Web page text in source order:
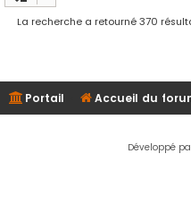
La recherche a retourné 370
Portail Accueil du
Développé